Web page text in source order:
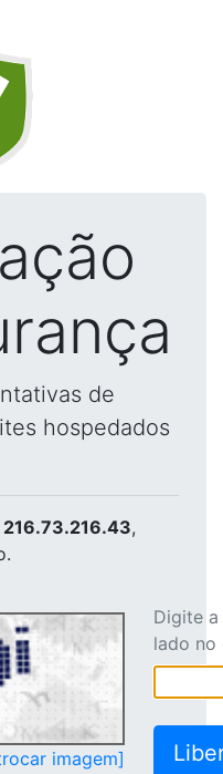
de
hospedados
216.73.216.43,
imagem]
Digite
lado no